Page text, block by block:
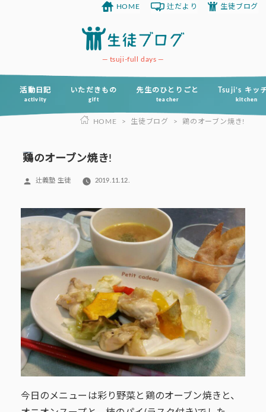
ツ
tsuji-full days
活動日記
activity
いただきもの
gift
先生のひとりごと
teacher
Tsuji’s キッ
kitchen
HOME 辻だより 生徒ブログ
HOME > 生徒ブログ > 鶏のオーブン焼き!
鶏のオーブン焼き!
投
辻義塾 生徒 2019.11.12.
今日のメニューは彩り野菜と鶏のオーブン焼きと、